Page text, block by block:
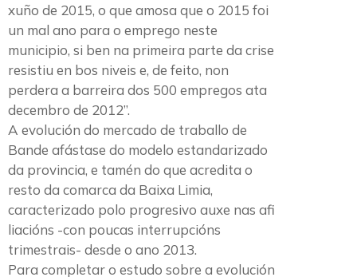
xuño de 2015, o que amosa que o 2015 foi
un mal ano para o emprego neste
municipio, si ben na primeira parte da crise
resistiu en bos niveis e, de feito, non
perdera a barreira dos 500 empregos ata
decembro de 2012”.
A evolución do mercado de traballo de
Bande afástase do modelo estandarizado
da provincia, e tamén do que acredita o
resto da comarca da Baixa Limia,
caracterizado polo progresivo auxe nas afi
liacións -con poucas interrupcións
trimestrais- desde o ano 2013.
Para completar o estudo sobre a evolución